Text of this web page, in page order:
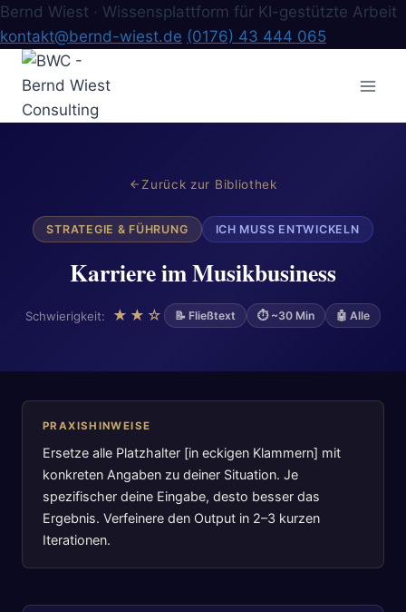
Bernd Wiest · Wissensplattform für KI-gestützte Arbeit
kontakt@bernd-wiest.de (0176) 43 444 065
Zum
Inhalt
springen
Zurück zur Bibliothek
STRATEGIE & FÜHRUNG ICH MUSS ENTWICKELN
Karriere im Musikbusiness
Schwierigkeit: ★★☆ 📝 Fließtext ⏱ ~30 Min 🤖 Alle
PRAXISHINWEISE
Ersetze alle Platzhalter [in eckigen Klammern] mit
konkreten Angaben zu deiner Situation. Je
spezifischer deine Eingabe, desto besser das
Ergebnis. Verfeinere den Output in 2–3 kurzen
Iterationen.